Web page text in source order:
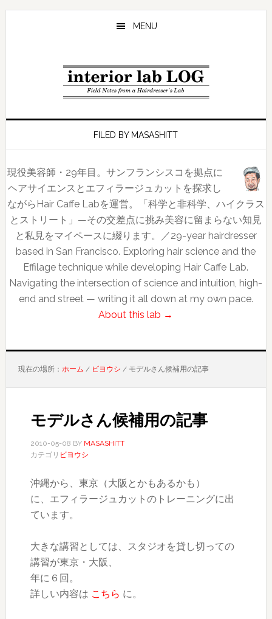
Skip
Skip
Skip
MENU
FILED BY MASASHITT
現役美容師・29年目。サンフランシスコを拠点に
ヘアサイエンスとエフィラージュカットを探求し
ながらHair Caffe Labを運営。「科学と非科学、ハイクラス
とストリート」—その交差点に挑み美容に留まらない知見
と私見をマイペースに綴ります。／29-year hairdresser
based in San Francisco. Exploring hair science and the
Effilage technique while developing Hair Caffe Lab.
Navigating the intersection of science and intuition, high-
end and street — writing it all down at my own pace.
About this lab →
現在の場所： ホーム / ビヨウシ /モデルさん候補用の記事
モデルさん候補用の記事
2010-05-08 BY MASASHITT
カテゴリ ビヨウシ
沖縄から、東京（大阪とかもあるかも）
に、エフィラージュカットのトレーニングに出
ています。
大きな講習としては、スタジオを貸し切っての
講習が東京・大阪、
年に６回。
詳しい内容は こちら に。